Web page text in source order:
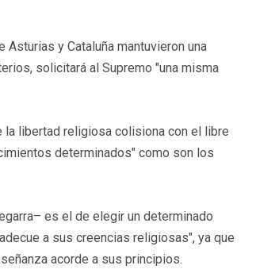
y Cataluña mantuvieron una
solicitará al Supremo "una misma
la libertad religiosa colisiona con el libre
determinados" como son los
es el de elegir un determinado
a sus creencias religiosas", ya que
acorde a sus principios.